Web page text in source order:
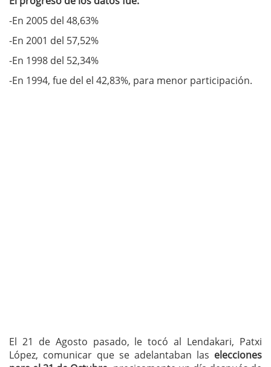
-En 2005 del 48,63%
-En 2001 del 57,52%
-En 1998 del 52,34%
-En 1994, fue del el 42,83%, para menor participación.
El 21 de Agosto pasado, le tocó al Lendakari, Patxi
López, comunicar que se adelantaban las elecciones